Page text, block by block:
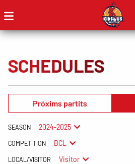
SCHEDULES
Próxims partits
SEASON 2024-2025
COMPETITION BCL
LOCAL/VISITOR Visitor